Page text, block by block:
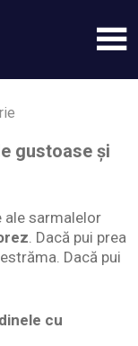
gustoase și
ale sarmalelor
. Dacă pui prea
Dacă pui
cu